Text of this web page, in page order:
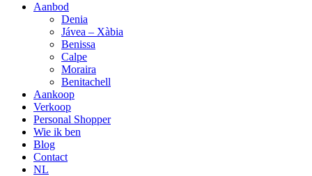
Aanbod
Denia
Jávea – Xàbia
Benissa
Calpe
Moraira
Benitachell
Aankoop
Verkoop
Personal Shopper
Wie ik ben
Blog
Contact
NL